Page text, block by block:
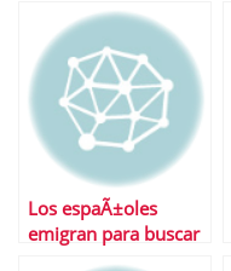
bÃºsqueda de
empleo
Los espaÃ±oles
emigran para buscar